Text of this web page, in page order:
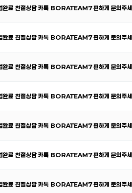
료 친절상담 카톡 BORATEAM7 편하게 문의주
료 친절상담 카톡 BORATEAM7 편하게 문의주
료 친절상담 카톡 BORATEAM7 편하게 문의주
료 친절상담 카톡 BORATEAM7 편하게 문의주
료 친절상담 카톡 BORATEAM7 편하게 문의주
료 친절상담 카톡 BORATEAM7 편하게 문의주
료 친절상담 카톡 BORATEAM7 편하게 문의주